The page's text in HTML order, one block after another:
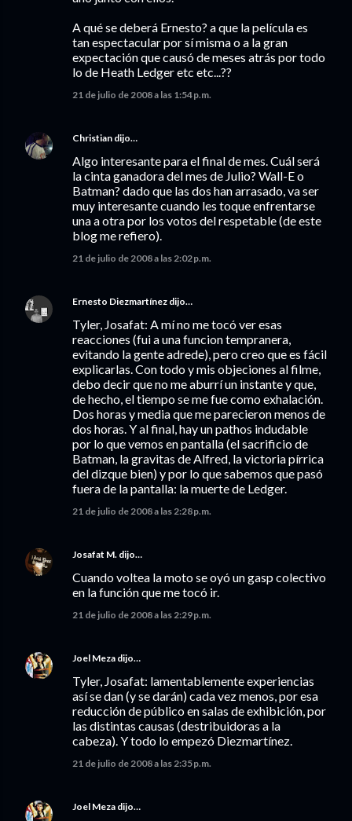
A qué se deberá Ernesto? a que la película es
tan espectacular por sí misma o a la gran
expectación que causó de meses atrás por todo
lo de Heath Ledger etc etc...??
21 de julio de 2008 a las 1:54 p.m.
Christian dijo…
Algo interesante para el final de mes. Cuál será
la cinta ganadora del mes de Julio? Wall-E o
Batman? dado que las dos han arrasado, va ser
muy interesante cuando les toque enfrentarse
una a otra por los votos del respetable (de este
blog me refiero).
21 de julio de 2008 a las 2:02 p.m.
Ernesto Diezmartínez dijo…
Tyler, Josafat: A mí no me tocó ver esas
reacciones (fui a una funcion tempranera,
evitando la gente adrede), pero creo que es fácil
explicarlas. Con todo y mis objeciones al filme,
debo decir que no me aburrí un instante y que,
de hecho, el tiempo se me fue como exhalación.
Dos horas y media que me parecieron menos de
dos horas. Y al final, hay un pathos indudable
por lo que vemos en pantalla (el sacrificio de
Batman, la gravitas de Alfred, la victoria pírrica
del dizque bien) y por lo que sabemos que pasó
fuera de la pantalla: la muerte de Ledger.
21 de julio de 2008 a las 2:28 p.m.
Josafat M. dijo…
Cuando voltea la moto se oyó un gasp colectivo
en la función que me tocó ir.
21 de julio de 2008 a las 2:29 p.m.
Joel Meza dijo…
Tyler, Josafat: lamentablemente experiencias
así se dan (y se darán) cada vez menos, por esa
reducción de público en salas de exhibición, por
las distintas causas (destribuidoras a la
cabeza). Y todo lo empezó Diezmartínez.
21 de julio de 2008 a las 2:35 p.m.
Joel Meza dijo…